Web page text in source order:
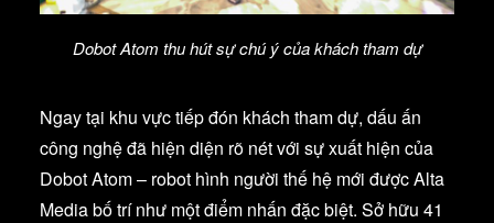
Dobot Atom thu hút sự chú ý của khách tham dự
Ngay tại khu vực tiếp đón khách tham dự, dấu ấn
công nghệ đã hiện diện rõ nét với sự xuất hiện của
Dobot Atom – robot hình người thế hệ mới được Alta
Media bố trí như một điểm nhấn đặc biệt. Sở hữu 41